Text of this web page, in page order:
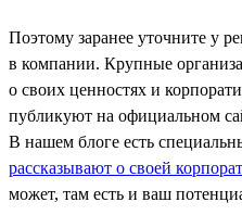
Поэтому заранее уточните у
в компании. Крупные
о своих ценностях и
публикуют на официальном
В нашем блоге есть
рассказывают о своей
может, там есть и ваш